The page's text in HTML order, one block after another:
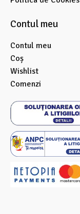
Contul meu
Contul meu
Coș
Wishlist
Comenzi